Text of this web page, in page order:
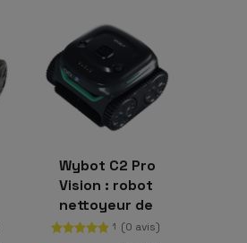
Wybot C2 Pro
Vision : robot
nettoyeur de
piscine avec vision
1 (0 avis)